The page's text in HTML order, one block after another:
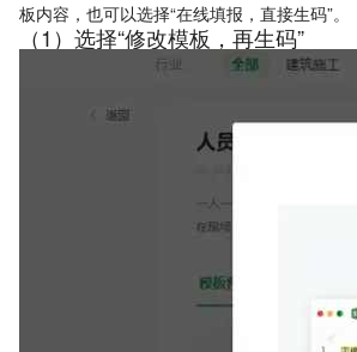
板内容，也可以选择“在线填报，直接生码”。
（1）选择“修改模板，再生码”